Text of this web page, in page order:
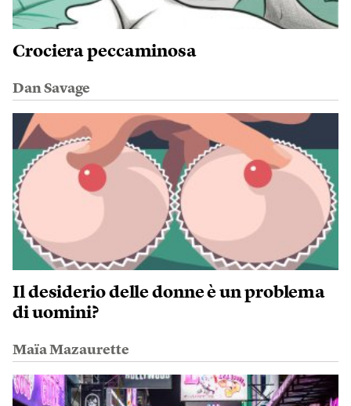
Crociera peccaminosa
Dan Savage
Il desiderio delle donne è un problema
di uomini?
Maïa Mazaurette